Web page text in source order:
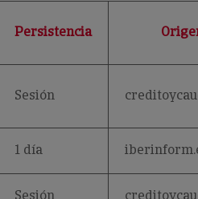
Persistencia
Sesión
1 día
Sesión